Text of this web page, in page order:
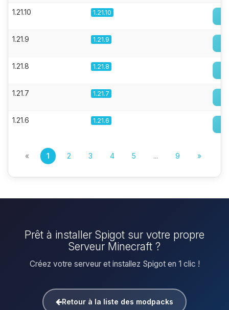
1.21.10 1.21.10
1.21.9 1.21.9
1.21.8 1.21.8
1.21.7 1.21.7
1.21.6 1.21.6
« 1 2 3 4 5 ... 9 »
Prêt à installer Spigot sur votre propre
Serveur Minecraft ?
Créez votre serveur et installez Spigot en 1 clic !
Retour à la liste des modpacks